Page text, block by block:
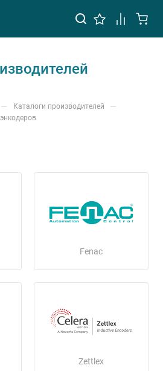
— Каталоги производителей —
Fenac
Zettlex